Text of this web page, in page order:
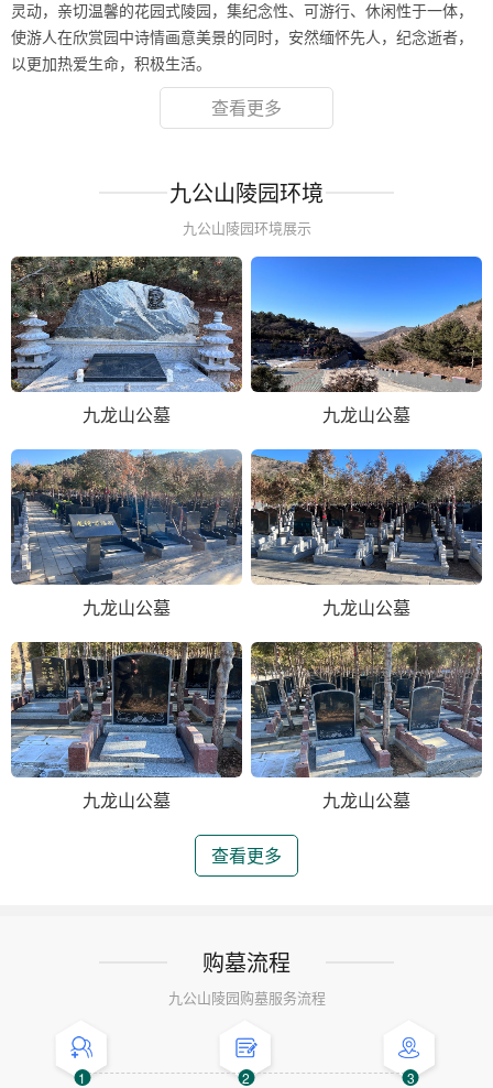
灵动，亲切温馨的花园式陵园，集纪念性、可游行、休闲性于一体，
使游人在欣赏园中诗情画意美景的同时，安然缅怀先人，纪念逝者，
以更加热爱生命，积极生活。
查看更多
九公山陵园环境
九公山陵园环境展示
九龙山公墓 九龙山公墓
九龙山公墓 九龙山公墓
九龙山公墓 九龙山公墓
查看更多
购墓流程
九公山陵园购墓服务流程
1 2 3